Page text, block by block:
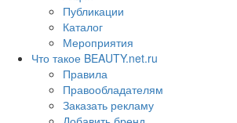
Публикации
Каталог
Мероприятия
Что такое BEAUTY.net.ru
Правила
Правообладателям
Заказать рекламу